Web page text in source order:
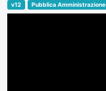
v12 Pubblica Amministrazione